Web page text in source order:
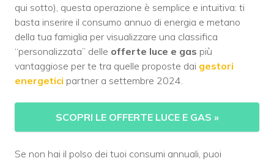
qui sotto), questa operazione è semplice e intuitiva: ti
basta inserire il consumo annuo di energia e metano
della tua famiglia per visualizzare una classifica
“personalizzata” delle offerte luce e gas più
vantaggiose per te tra quelle proposte dai gestori
energetici partner a settembre 2024.
SCOPRI LE OFFERTE LUCE E GAS »
Se non hai il polso dei tuoi consumi annuali, puoi